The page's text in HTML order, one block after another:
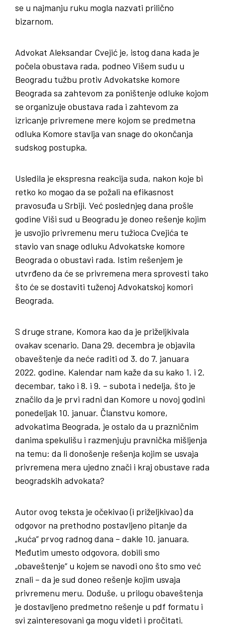
se u najmanju ruku mogla nazvati prilično
bizarnom.
Advokat Aleksandar Cvejić je, istog dana kada je
počela obustava rada, podneo Višem sudu u
Beogradu tužbu protiv Advokatske komore
Beograda sa zahtevom za poništenje odluke kojom
se organizuje obustava rada i zahtevom za
izricanje privremene mere kojom se predmetna
odluka Komore stavlja van snage do okončanja
sudskog postupka.
Usledila je ekspresna reakcija suda, nakon koje bi
retko ko mogao da se požali na efikasnost
pravosuđa u Srbiji. Već poslednjeg dana prošle
godine Viši sud u Beogradu je doneo rešenje kojim
je usvojio privremenu meru tužioca Cvejića te
stavio van snage odluku Advokatske komore
Beograda o obustavi rada. Istim rešenjem je
utvrđeno da će se privremena mera sprovesti tako
što će se dostaviti tuženoj Advokatskoj komori
Beograda.
S druge strane, Komora kao da je priželjkivala
ovakav scenario. Dana 29. decembra je objavila
obaveštenje da neće raditi od 3. do 7. januara
2022. godine. Kalendar nam kaže da su kako 1. i 2.
decembar, tako i 8. i 9. – subota i nedelja, što je
značilo da je prvi radni dan Komore u novoj godini
ponedeljak 10. januar. Članstvu komore,
advokatima Beograda, je ostalo da u prazničnim
danima spekulišu i razmenjuju pravnička mišljenja
na temu: da li donošenje rešenja kojim se usvaja
privremena mera ujedno znači i kraj obustave rada
beogradskih advokata?
Autor ovog teksta je očekivao (i priželjkivao) da
odgovor na prethodno postavljeno pitanje da
„kuća“ prvog radnog dana – dakle 10. januara.
Međutim umesto odgovora, dobili smo
„obaveštenje“ u kojem se navodi ono što smo već
znali – da je sud doneo rešenje kojim usvaja
privremenu meru. Doduše, u prilogu obaveštenja
je dostavljeno predmetno rešenje u pdf formatu i
svi zainteresovani ga mogu videti i pročitati.